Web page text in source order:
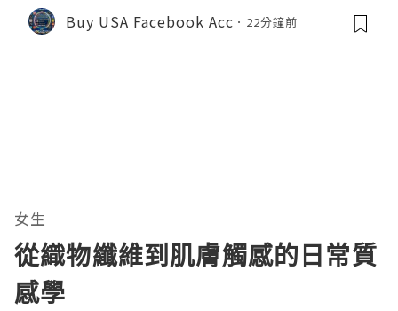
Buy USA Facebook Acc 22分鐘前
女生
從織物纖維到肌膚觸感的日常質
感學